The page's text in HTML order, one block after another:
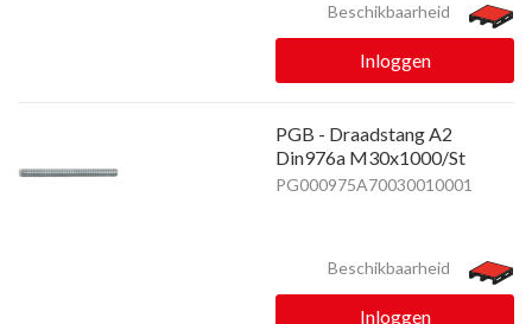
Beschikbaarheid
Inloggen
PGB - Draadstang A2
Din976a M30x1000/St
PG000975A70030010001
Beschikbaarheid
Inloggen